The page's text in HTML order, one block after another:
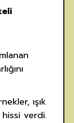
ışık
verdi.